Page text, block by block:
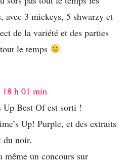
avec 3 mickeys, 5 shwarzy et
de la variété et des parties
le temps
18 h 01 min
Up Best Of est sorti !
Up! Purple, et des extraits
du noir.
un concours sur